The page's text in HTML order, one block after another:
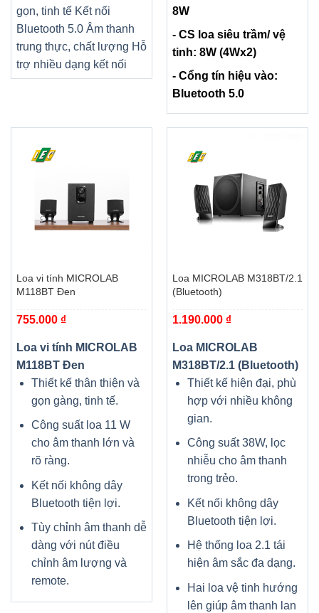
gọn, tinh tế Kết nối
Bluetooth 5.0 Âm thanh
trung thực, chất lượng Hỗ
trợ nhiều dạng kết nối
8W
- CS loa siêu trầm/ vệ
tinh: 8W (4Wx2)
- Cổng tín hiệu vào:
Bluetooth 5.0
Loa vi tính MICROLAB
M118BT Đen
755.000 ₫
Loa vi tính MICROLAB
M118BT Đen
Thiết kế thân thiện và
gọn gàng, tinh tế.
Công suất loa 11 W
cho âm thanh lớn và
rõ ràng.
Kết nối không dây
Bluetooth tiện lợi.
Tùy chỉnh âm thanh dễ
dàng với nút điều
chỉnh âm lượng và
remote.
Loa MICROLAB M318BT/2.1
(Bluetooth)
1.190.000 ₫
Loa MICROLAB
M318BT/2.1 (Bluetooth)
Thiết kế hiện đại, phù
hợp với nhiều không
gian.
Công suất 38W, lọc
nhiễu cho âm thanh
trong trẻo.
Kết nối không dây
Bluetooth tiện lợi.
Hệ thống loa 2.1 tái
hiện âm sắc đa dạng.
Hai loa vệ tinh hướng
lên giúp âm thanh lan